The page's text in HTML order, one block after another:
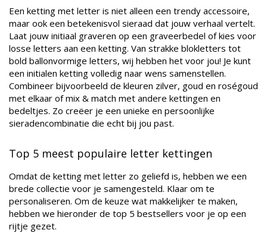
Een ketting met letter is niet alleen een trendy accessoire,
maar ook een betekenisvol sieraad dat jouw verhaal vertelt.
Laat jouw initiaal graveren op een graveerbedel of kies voor
losse letters aan een ketting. Van strakke blokletters tot
bold ballonvormige letters, wij hebben het voor jou! Je kunt
een initialen ketting volledig naar wens samenstellen.
Combineer bijvoorbeeld de kleuren zilver, goud en roségoud
met elkaar of mix & match met andere kettingen en
bedeltjes. Zo creëer je een unieke en persoonlijke
sieradencombinatie die echt bij jou past.
Top 5 meest populaire letter kettingen
Omdat de ketting met letter zo geliefd is, hebben we een
brede collectie voor je samengesteld. Klaar om te
personaliseren. Om de keuze wat makkelijker te maken,
hebben we hieronder de top 5 bestsellers voor je op een
rijtje gezet.